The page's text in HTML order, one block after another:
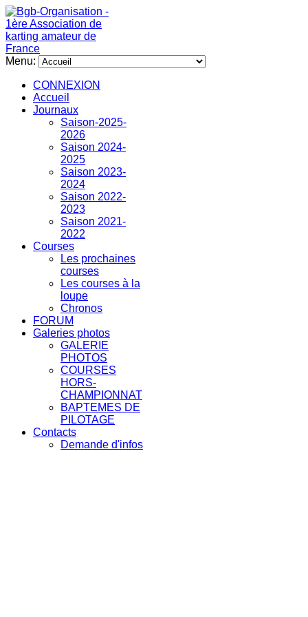
Menu:
CONNEXION
Accueil
Journaux
Saison-2025-
2026
Saison 2024-
2025
Saison 2023-
2024
Saison 2022-
2023
Saison 2021-
2022
Courses
Les prochaines
courses
Les courses à la
loupe
Chronos
FORUM
Galeries photos
GALERIE
PHOTOS
COURSES
HORS-
CHAMPIONNAT
BAPTEMES DE
PILOTAGE
Contacts
Demande d'infos